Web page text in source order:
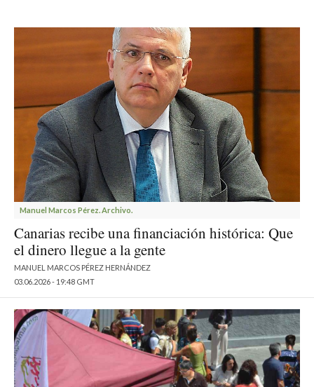
Manuel Marcos Pérez. Archivo.
Canarias recibe una financiación histórica: Que
el dinero llegue a la gente
MANUEL MARCOS PÉREZ HERNÁNDEZ
03.06.2026 - 19:48 GMT